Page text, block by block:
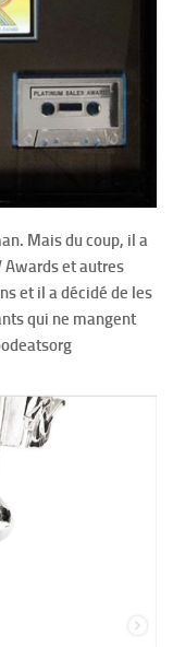
Mais du coup, il a
Awards et autres
et il a décidé de les
qui ne mangent